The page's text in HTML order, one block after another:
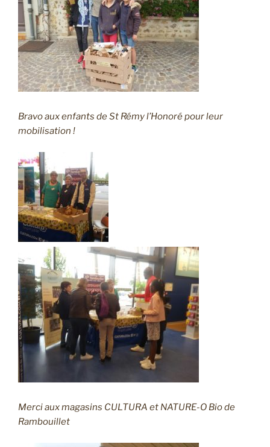
Bravo aux enfants de St Rémy l’Honoré pour leur
mobilisation !
Merci aux magasins CULTURA et NATURE-O Bio de
Rambouillet